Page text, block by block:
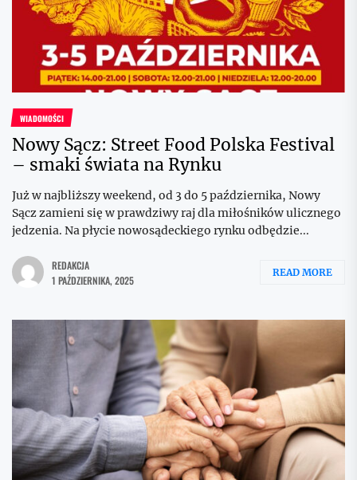
WIADOMOŚCI
Nowy Sącz: Street Food Polska Festival
– smaki świata na Rynku
Już w najbliższy weekend, od 3 do 5 października, Nowy
Sącz zamieni się w prawdziwy raj dla miłośników ulicznego
jedzenia. Na płycie nowosądeckiego rynku odbędzie...
REDAKCJA
1 PAŹDZIERNIKA, 2025
READ MORE